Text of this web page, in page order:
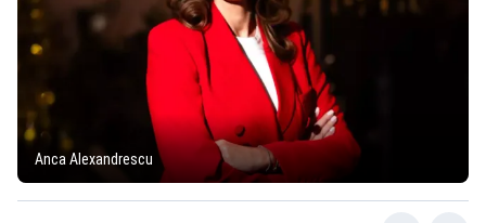
Anca Alexandrescu